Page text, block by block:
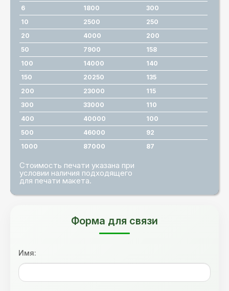
6
1800
300
10
2500
250
20
4000
200
50
7900
158
100
14000
140
150
20250
135
200
23000
115
300
33000
110
400
40000
100
500
46000
92
1000
87000 87
Стоимость печати указана при
условии наличия подходящего
для печати макета.
Форма для связи
Имя: